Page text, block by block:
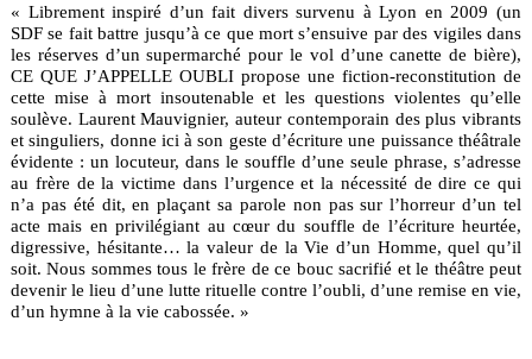
« Librement inspiré d’un fait divers survenu à Lyon en 2009 (un
SDF se fait battre jusqu’à ce que mort s’ensuive par des vigiles dans
les réserves d’un supermarché pour le vol d’une canette de bière),
CE QUE J’APPELLE OUBLI propose une fiction-reconstitution de
cette mise à mort insoutenable et les questions violentes qu’elle
soulève. Laurent Mauvignier, auteur contemporain des plus vibrants
et singuliers, donne ici à son geste d’écriture une puissance théâtrale
évidente : un locuteur, dans le souffle d’une seule phrase, s’adresse
au frère de la victime dans l’urgence et la nécessité de dire ce qui
n’a pas été dit, en plaçant sa parole non pas sur l’horreur d’un tel
acte mais en privilégiant au cœur du souffle de l’écriture heurtée,
digressive, hésitante… la valeur de la Vie d’un Homme, quel qu’il
soit. Nous sommes tous le frère de ce bouc sacrifié et le théâtre peut
devenir le lieu d’une lutte rituelle contre l’oubli, d’une remise en vie,
d’un hymne à la vie cabossée. »